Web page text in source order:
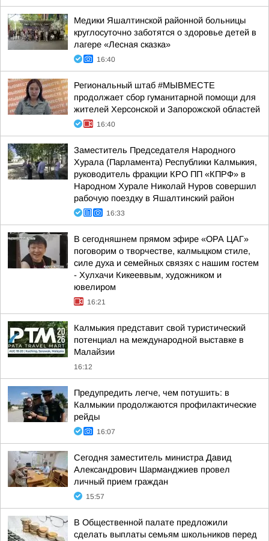
Медики Яшалтинской районной больницы
круглосуточно заботятся о здоровье детей в
лагере «Лесная сказка»
16:40
Региональный штаб #МЫВМЕСТЕ
продолжает сбор гуманитарной помощи для
жителей Херсонской и Запорожской областей
16:40
Заместитель Председателя Народного
Хурала (Парламента) Республики Калмыкия,
руководитель фракции КРО ПП «КПРФ» в
Народном Хурале Николай Нуров совершил
рабочую поездку в Яшалтинский район
16:33
В сегодняшнем прямом эфире «ОРА ЦАГ»
поговорим о творчестве, калмыцком стиле,
силе духа и семейных связях с нашим гостем
- Хулхачи Кикееввым, художником и
ювелиром
16:21
Калмыкия представит свой туристический
потенциал на международной выставке в
Малайзии
16:12
Предупредить легче, чем потушить: в
Калмыкии продолжаются профилактические
рейды
16:07
Сегодня заместитель министра Давид
Александрович Шарманджиев провел
личный прием граждан
15:57
В Общественной палате предложили
сделать выплаты семьям школьников перед